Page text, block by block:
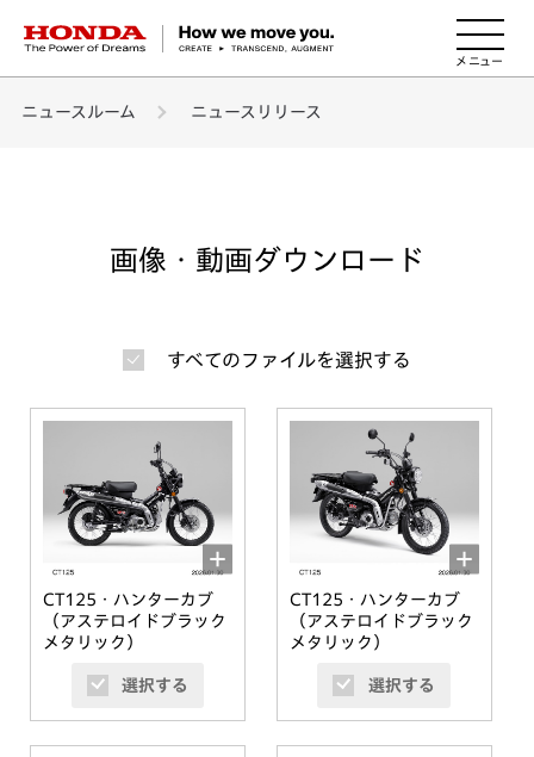
HONDA The Power of Dreams
ニュースルーム ニュースリリース
画像・動画ダウンロード
すべてのファイルを選択する
CT125・ハンターカブ
（アステロイドブラック
メタリック）
選択する
CT125・ハンターカブ
（アステロイドブラック
メタリック）
選択する